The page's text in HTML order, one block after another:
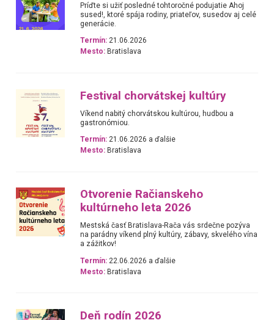
Príďte si užiť posledné tohtoročné podujatie Ahoj
sused!, ktoré spája rodiny, priateľov, susedov aj celé
generácie.
Termín: 21.06.2026
Mesto: Bratislava
Festival chorvátskej kultúry
Víkend nabitý chorvátskou kultúrou, hudbou a
gastronómiou.
Termín: 21.06.2026 a ďalšie
Mesto: Bratislava
Otvorenie Račianskeho
kultúrneho leta 2026
Mestská časť Bratislava-Rača vás srdečne pozýva
na parádny víkend plný kultúry, zábavy, skvelého vína
a zážitkov!
Termín: 22.06.2026 a ďalšie
Mesto: Bratislava
Deň rodín 2026